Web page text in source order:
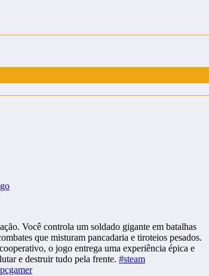
Você controla um soldado gigante em batalhas
que misturam pancadaria e tiroteios pesados.
o jogo entrega uma experiência épica e
e destruir tudo pela frente. #steam